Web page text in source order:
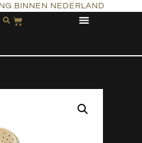
BINNEN NEDERLAND